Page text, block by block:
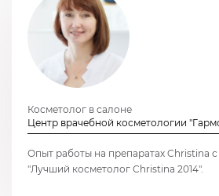
Косметолог в салоне
Центр врачебной косметологии
Опыт работы на препаратах Christina с
"Лучший косметолог Christina 2014".